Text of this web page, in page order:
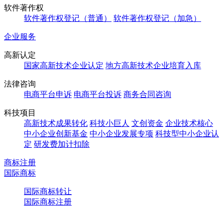
软件著作权
软件著作权登记（普通）
软件著作权登记（加急）
企业服务
高新认定
国家高新技术企业认定 地方高新技术企业培育入库
法律咨询
电商平台申诉 电商平台投诉 商务合同咨询
科技项目
高新技术成果转化 科技小巨人 文创资金 企业技术核心
中小企业创新基金 中小企业发展专项 科技型中小企业认
定 研发费加计扣除
商标注册
国际商标
国际商标转让
国际商标注册